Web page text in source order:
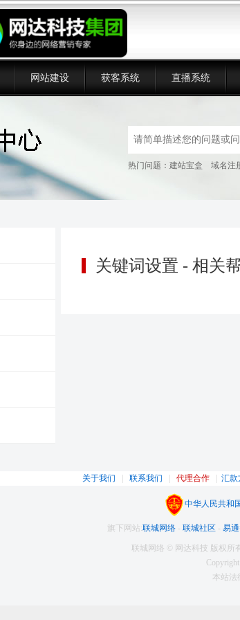
网站建设 获客系统 直播系统
热门问题： 建站宝盒 域名注
关键词设置 - 相关
关于我们 联系我们 代理合作| 汇款
中华人民共和
旗下网站:联城网络 - 联城社区 - 易
联城网络 © 网达科技 版权所
本站法